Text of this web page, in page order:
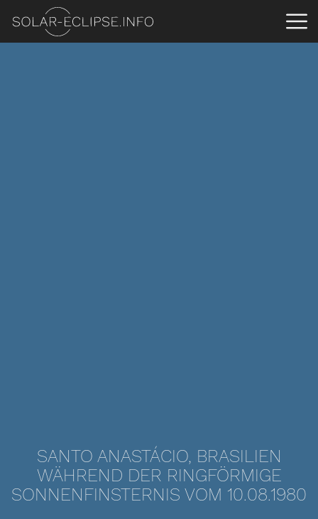
SANTO ANASTÁCIO, BRASILIEN
WÄHREND DER RINGFÖRMIGE
SONNENFINSTERNIS VOM 10.08.1980